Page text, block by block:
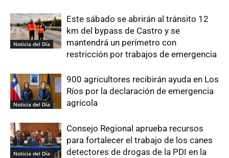
Noticia del Día
Este sábado se abrirán al tránsito 12
km del bypass de Castro y se
mantendrá un perímetro con
restricción por trabajos de emergencia
Noticia del Día
900 agricultores recibirán ayuda en Los
Ríos por la declaración de emergencia
agrícola
Noticia del Día
Consejo Regional aprueba recursos
para fortalecer el trabajo de los canes
detectores de drogas de la PDI en la